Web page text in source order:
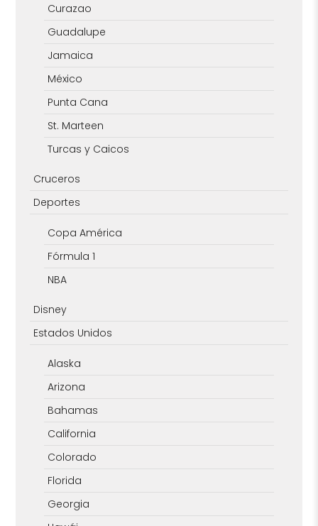
Curazao
Guadalupe
Jamaica
México
Punta Cana
St. Marteen
Turcas y Caicos
Cruceros
Deportes
Copa América
Fórmula 1
NBA
Disney
Estados Unidos
Alaska
Arizona
Bahamas
California
Colorado
Florida
Georgia